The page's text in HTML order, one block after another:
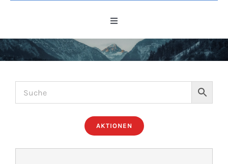
Toggle
HOME
NEWS
IMBISSANHÄNGER
AKTIONEN